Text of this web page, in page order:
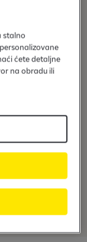
stalno
ćete detaljne
na obradu ili